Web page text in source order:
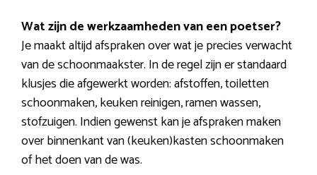
Wat zijn de werkzaamheden van een poetser?
Je maakt altijd afspraken over wat je precies verwacht
van de schoonmaakster. In de regel zijn er standaard
klusjes die afgewerkt worden: afstoffen, toiletten
schoonmaken, keuken reinigen, ramen wassen,
stofzuigen. Indien gewenst kan je afspraken maken
over binnenkant van (keuken)kasten schoonmaken
of het doen van de was.